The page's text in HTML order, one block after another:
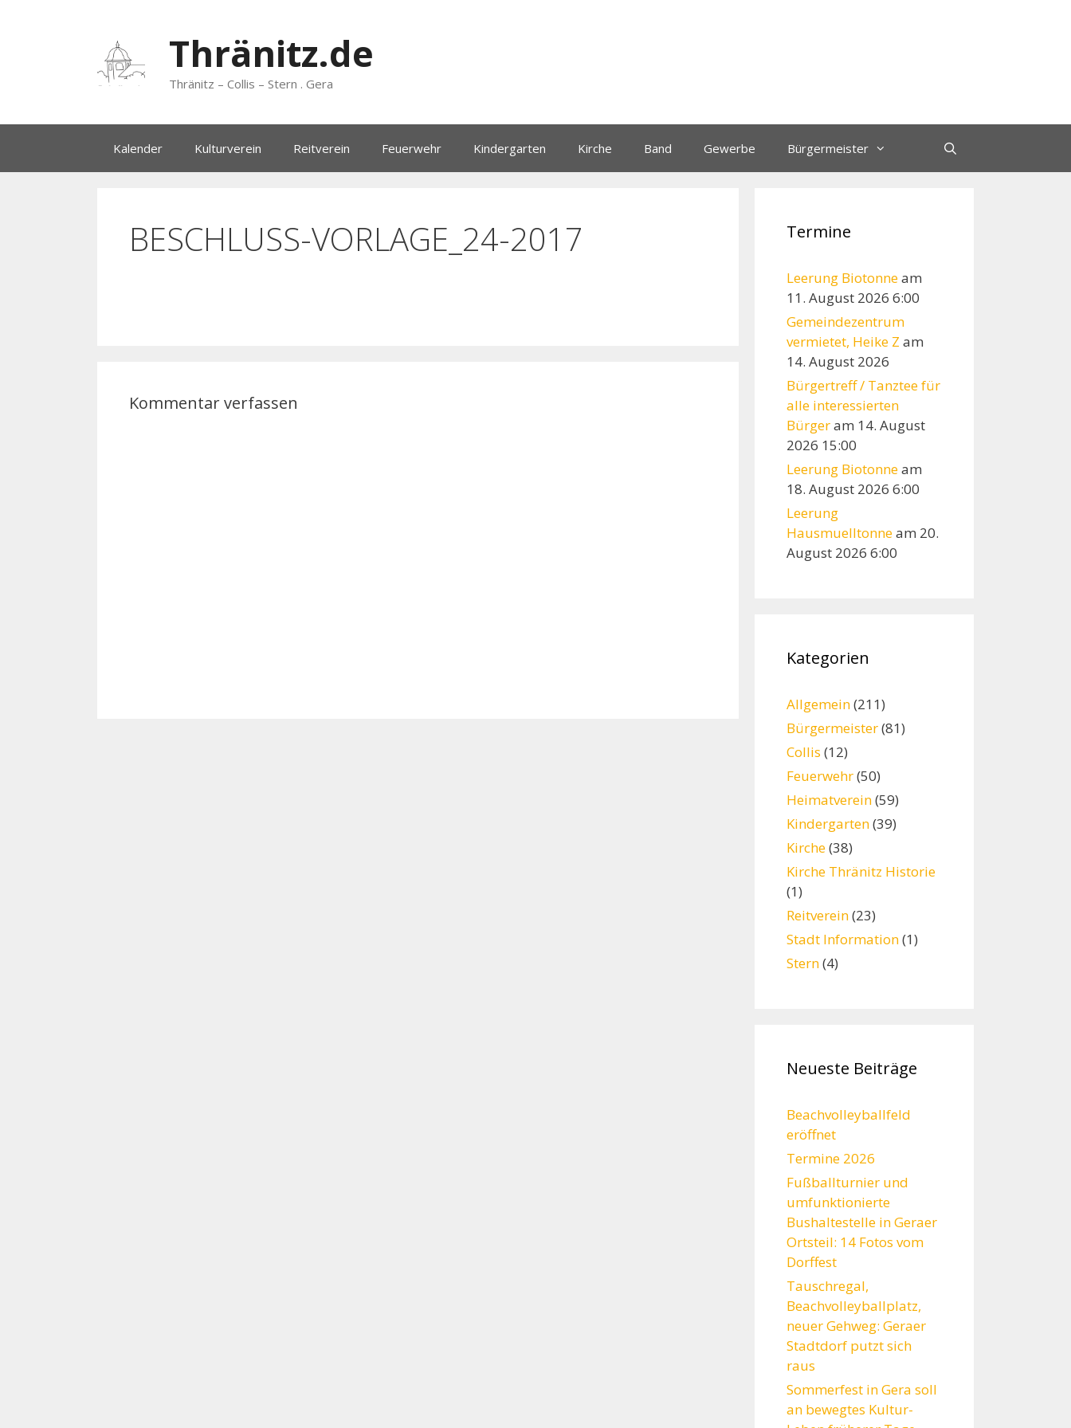
Thränitz.de
Thränitz – Collis – Stern . Gera
Kalender Kulturverein Reitverein Feuerwehr Kindergarten Kirche Band Gewerbe Bürgermeister
BESCHLUSS-VORLAGE_24-2017
Kommentar verfassen
Termine
Leerung Biotonneam
11. August 2026 6:00
Gemeindezentrum
vermietet, Heike Z am
14. August 2026
Bürgertreff / Tanztee für
alle interessierten
Bürgeram 14. August
2026 15:00
Leerung Biotonneam
18. August 2026 6:00
Leerung
Hausmuelltonneam 20.
August 2026 6:00
Kategorien
Allgemein(211)
Bürgermeister(81)
Collis (12)
Feuerwehr(50)
Heimatverein(59)
Kindergarten(39)
Kirche(38)
Kirche Thränitz Historie
(1)
Reitverein(23)
Stadt Information(1)
Stern(4)
Neueste Beiträge
Beachvolleyballfeld
eröffnet
Termine 2026
Fußballturnier und
umfunktionierte
Bushaltestelle in Geraer
Ortsteil: 14 Fotos vom
Dorffest
Tauschregal,
Beachvolleyballplatz,
neuer Gehweg: Geraer
Stadtdorf putzt sich
raus
Sommerfest in Gera soll
an bewegtes Kultur-